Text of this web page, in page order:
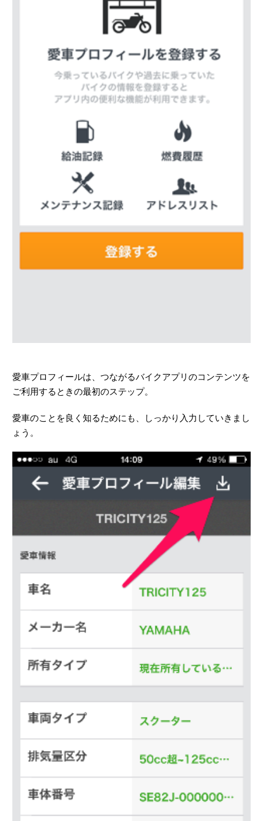
愛車プロフィールは、つながるバイクアプリのコンテンツを
ご利用するときの最初のステップ。
愛車のことを良く知るためにも、しっかり入力していきまし
ょう。